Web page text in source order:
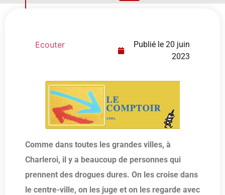
Ecouter Publié le 20 juin
2023
Comme dans toutes les grandes villes, à
Charleroi, il y a beaucoup de personnes qui
prennent des drogues dures. On les croise dans
le centre-ville, on les juge et on les regarde avec